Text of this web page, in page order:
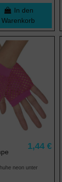
(2 noten)
In den
Warenkorb
1,44 €
neon unter